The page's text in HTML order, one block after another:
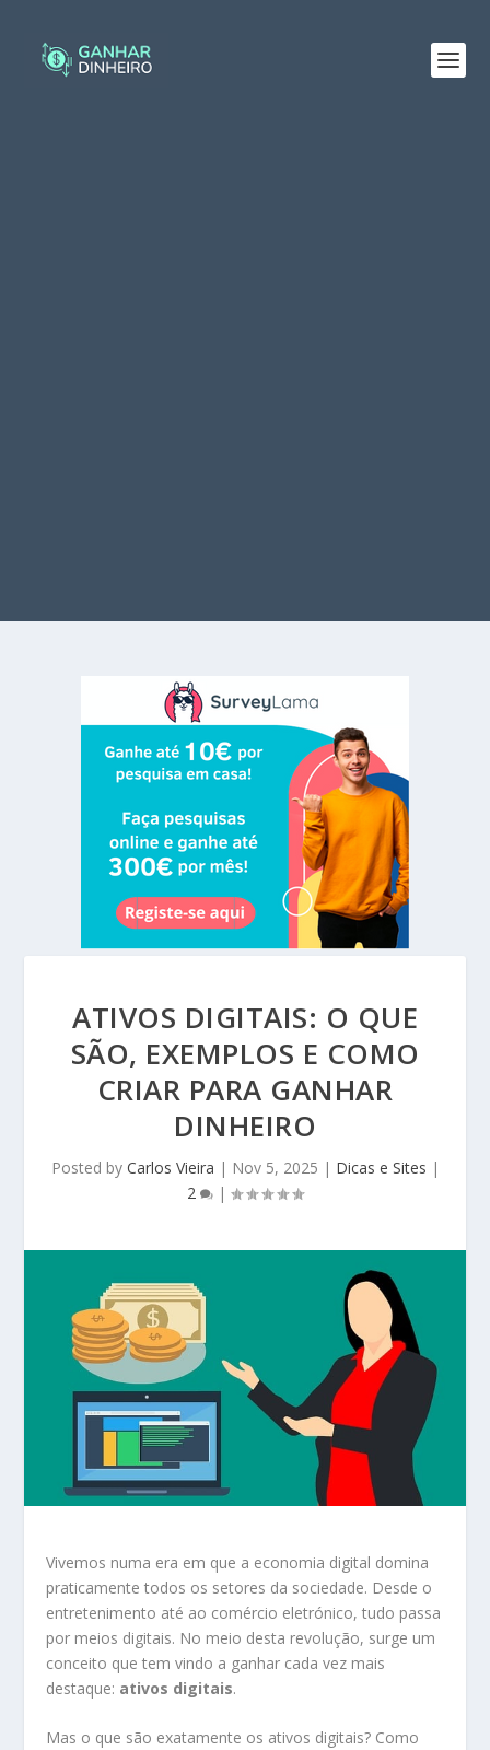
ATIVOS DIGITAIS: O QUE
SÃO, EXEMPLOS E COMO
CRIAR PARA GANHAR
DINHEIRO
Posted by Carlos Vieira | Nov 5, 2025 | Dicas e Sites |
2
|
Vivemos numa era em que a economia digital domina
praticamente todos os setores da sociedade. Desde o
entretenimento até ao comércio eletrónico, tudo passa
por meios digitais. No meio desta revolução, surge um
conceito que tem vindo a ganhar cada vez mais
destaque: ativos digitais.
Mas o que são exatamente os ativos digitais? Como